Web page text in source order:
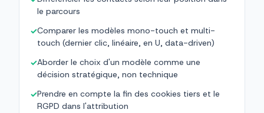
le parcours
✓Comparer les modèles mono-touch et multi-
touch (dernier clic, linéaire, en U, data-driven)
✓Aborder le choix d'un modèle comme une
décision stratégique, non technique
✓Prendre en compte la fin des cookies tiers et le
RGPD dans l'attribution